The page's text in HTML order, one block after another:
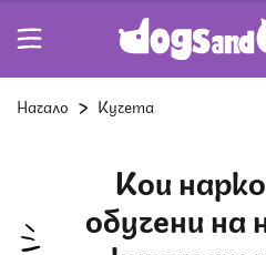
Начало Кучета
Кои наркотици са
обучени